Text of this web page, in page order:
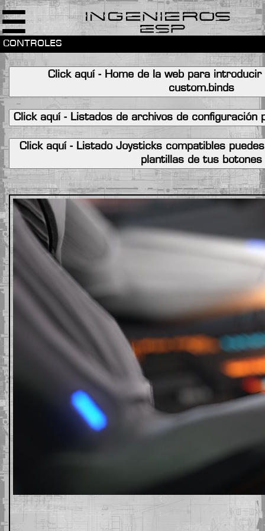
-
INICIO
-
MODIFICACIONES
-
LISTADO
MATERIALES
INGENIEROS
EXPERIMENTALES
EXPERIMENTALES
EQUIPAMIENTO
☰
Controles
Click aquí - Home de la web para
custom.binds
Click aquí - Listados de archivos de configuración
Click aquí - Listado Joysticks compatibles
plantillas de tus botones